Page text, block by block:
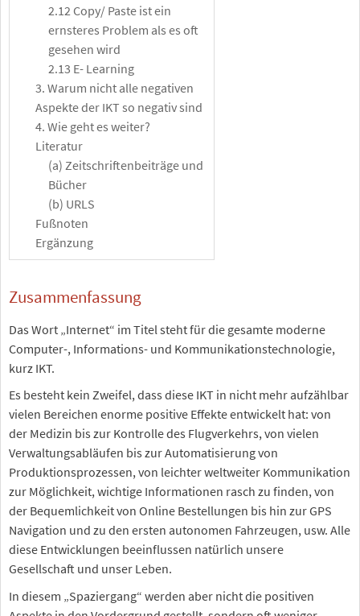
2.12 Copy/ Paste ist ein
ernsteres Problem als es oft
gesehen wird
2.13 E- Learning
3. Warum nicht alle negativen
Aspekte der IKT so negativ sind
4. Wie geht es weiter?
Literatur
(a) Zeitschriftenbeiträge und
Bücher
(b) URLS
Fußnoten
Ergänzung
Zusammenfassung
Das Wort „Internet“ im Titel steht für die gesamte moderne
Computer-, Informations- und Kommunikationstechnologie,
kurz IKT.
Es besteht kein Zweifel, dass diese IKT in nicht mehr aufzählbar
vielen Bereichen enorme positive Effekte entwickelt hat: von
der Medizin bis zur Kontrolle des Flugverkehrs, von vielen
Verwaltungsabläufen bis zur Automatisierung von
Produktionsprozessen, von leichter weltweiter Kommunikation
zur Möglichkeit, wichtige Informationen rasch zu finden, von
der Bequemlichkeit von Online Bestellungen bis hin zur GPS
Navigation und zu den ersten autonomen Fahrzeugen, usw. Alle
diese Entwicklungen beeinflussen natürlich unsere
Gesellschaft und unser Leben.
In diesem „Spaziergang“ werden aber nicht die positiven